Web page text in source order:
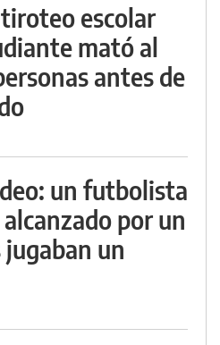
escolar
mató al
antes de
un futbolista
por un
un